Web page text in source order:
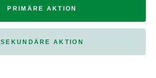
PRIMÄRE AKTION
SEKUNDÄRE AKTION